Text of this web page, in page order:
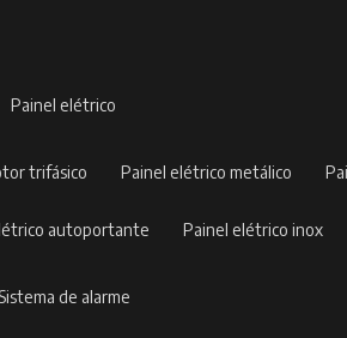
painel elétrico
trifásico painel elétrico metálico
autoportante painel elétrico inox
sistema de alarme